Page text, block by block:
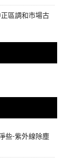
區調和市場古
些-紫外線除塵